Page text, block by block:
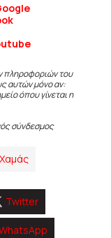
πληροφοριών του
αυτών μόνο αν:
όπου γίνεται η
σύνδεσμος
Χαμάς
Twitter